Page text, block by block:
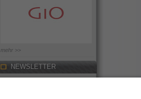
mehr >>
NEWSLETTER